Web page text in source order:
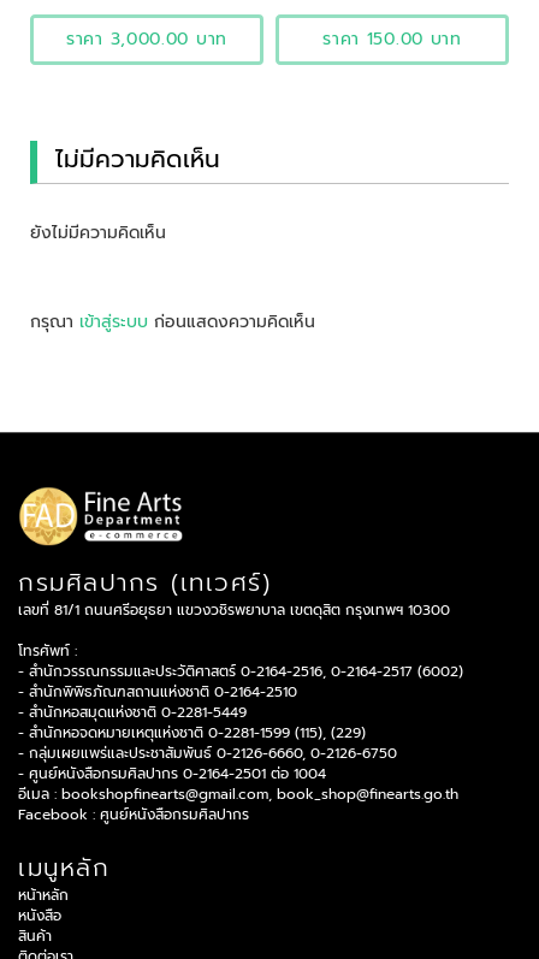
ราคา 3,000.00 บาท ราคา 150.00 บาท
ไม่มีความคิดเห็น
ยังไม่มีความคิดเห็น
กรุณา เข้าสู่ระบบ ก่อนแสดงความคิดเห็น
กรมศิลปากร (เทเวศร์)
เลขที่ 81/1 ถนนศรีอยุธยา แขวงวชิรพยาบาล เขตดุสิต กรุงเทพฯ 10300
โทรศัพท์ :
- สำนักวรรณกรรมและประวัติศาสตร์ 0-2164-2516, 0-2164-2517 (6002)
- สำนักพิพิธภัณฑสถานแห่งชาติ 0-2164-2510
- สำนักหอสมุดแห่งชาติ 0-2281-5449
- สำนักหอจดหมายเหตุแห่งชาติ 0-2281-1599 (115), (229)
- กลุ่มเผยแพร่และประชาสัมพันธ์ 0-2126-6660, 0-2126-6750
- ศูนย์หนังสือกรมศิลปากร 0-2164-2501 ต่อ 1004
อีเมล : bookshopfinearts@gmail.com, book_shop@finearts.go.th
Facebook : ศูนย์หนังสือกรมศิลปากร
เมนูหลัก
หน้าหลัก
หนังสือ
สินค้า